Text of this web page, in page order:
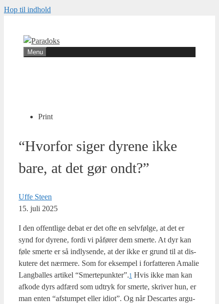
Hop til indhold
Menu
Print
“Hvorfor siger dyrene ikke
bare, at det gør ondt?”
Uffe Steen
15. juli 2025
I den offent­li­ge debat er det ofte en selv­føl­ge, at det er
synd for dyre­ne, for­di vi påfø­rer dem smer­te. At dyr kan
føle smer­te er så ind­ly­sen­de, at der ikke er grund til at dis­
ku­te­re det nær­me­re. Som for eksem­pel i for­fat­te­ren Ama­lie
Lang­bal­les arti­kel “Smertepunkter”.1 Hvis ikke man kan
afko­de dyrs adfærd som udtryk for smer­te, skri­ver hun, er
man enten “afstum­pet eller idi­ot”. Og når Descar­tes argu­